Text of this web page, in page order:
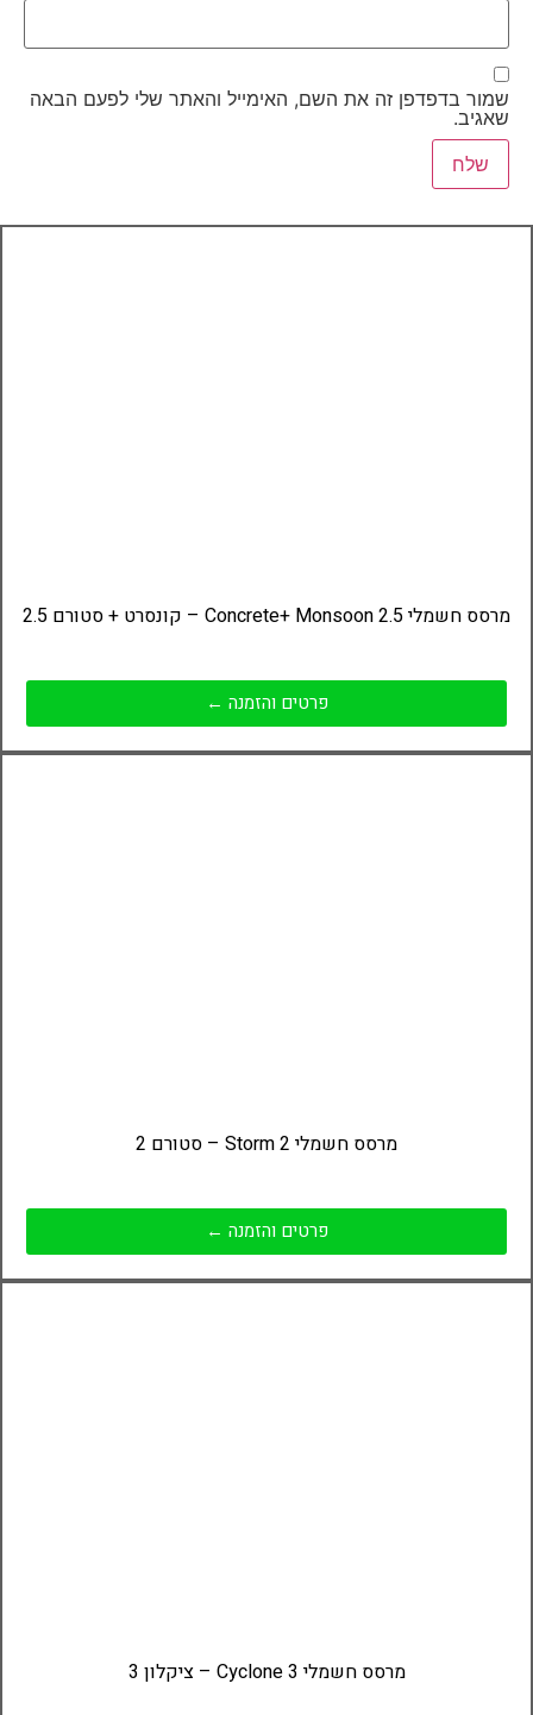
שמור בדפדפן זה את השם, האימייל והאתר שלי לפעם הבאה
שאגיב.
מרסס חשמלי Concrete+ Monsoon 2.5 – קונסרט + סטורם 2.5
פרטים והזמנה ←
מרסס חשמלי Storm 2 – סטורם 2
פרטים והזמנה ←
מרסס חשמלי Cyclone 3 – ציקלון 3